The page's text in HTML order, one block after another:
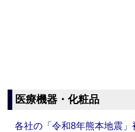
医療機器・化粧品
各社の「令和8年熊本地震」